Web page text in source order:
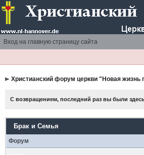
Вход на главную страницу сайта
Христианский форум церкви "Новая жизнь
С возвращением, последний раз вы были
Брак и Семья
Форум